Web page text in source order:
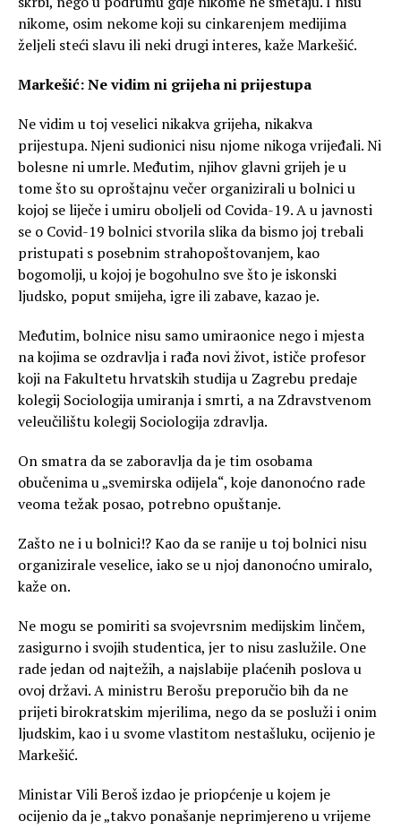
nikome, osim nekome koji su cinkarenjem medijima
željeli steći slavu ili neki drugi interes, kaže Markešić.
Markešić: Ne vidim ni grijeha ni prijestupa
Ne vidim u toj veselici nikakva grijeha, nikakva
prijestupa. Njeni sudionici nisu njome nikoga vrijeđali. Ni
bolesne ni umrle. Međutim, njihov glavni grijeh je u
tome što su oproštajnu večer organizirali u bolnici u
kojoj se liječe i umiru oboljeli od Covida-19. A u javnosti
se o Covid-19 bolnici stvorila slika da bismo joj trebali
pristupati s posebnim strahopoštovanjem, kao
bogomolji, u kojoj je bogohulno sve što je iskonski
ljudsko, poput smijeha, igre ili zabave, kazao je.
Međutim, bolnice nisu samo umiraonice nego i mjesta
na kojima se ozdravlja i rađa novi život, ističe profesor
koji na Fakultetu hrvatskih studija u Zagrebu predaje
kolegij Sociologija umiranja i smrti, a na Zdravstvenom
veleučilištu kolegij Sociologija zdravlja.
On smatra da se zaboravlja da je tim osobama
obučenima u „svemirska odijela“, koje danonoćno rade
veoma težak posao, potrebno opuštanje.
Zašto ne i u bolnici!? Kao da se ranije u toj bolnici nisu
organizirale veselice, iako se u njoj danonoćno umiralo,
kaže on.
Ne mogu se pomiriti sa svojevrsnim medijskim linčem,
zasigurno i svojih studentica, jer to nisu zaslužile. One
rade jedan od najtežih, a najslabije plaćenih poslova u
ovoj državi. A ministru Berošu preporučio bih da ne
prijeti birokratskim mjerilima, nego da se posluži i onim
ljudskim, kao i u svome vlastitom nestašluku, ocijenio je
Markešić.
Ministar Vili Beroš izdao je priopćenje u kojem je
ocijenio da je „takvo ponašanje neprimjereno u vrijeme